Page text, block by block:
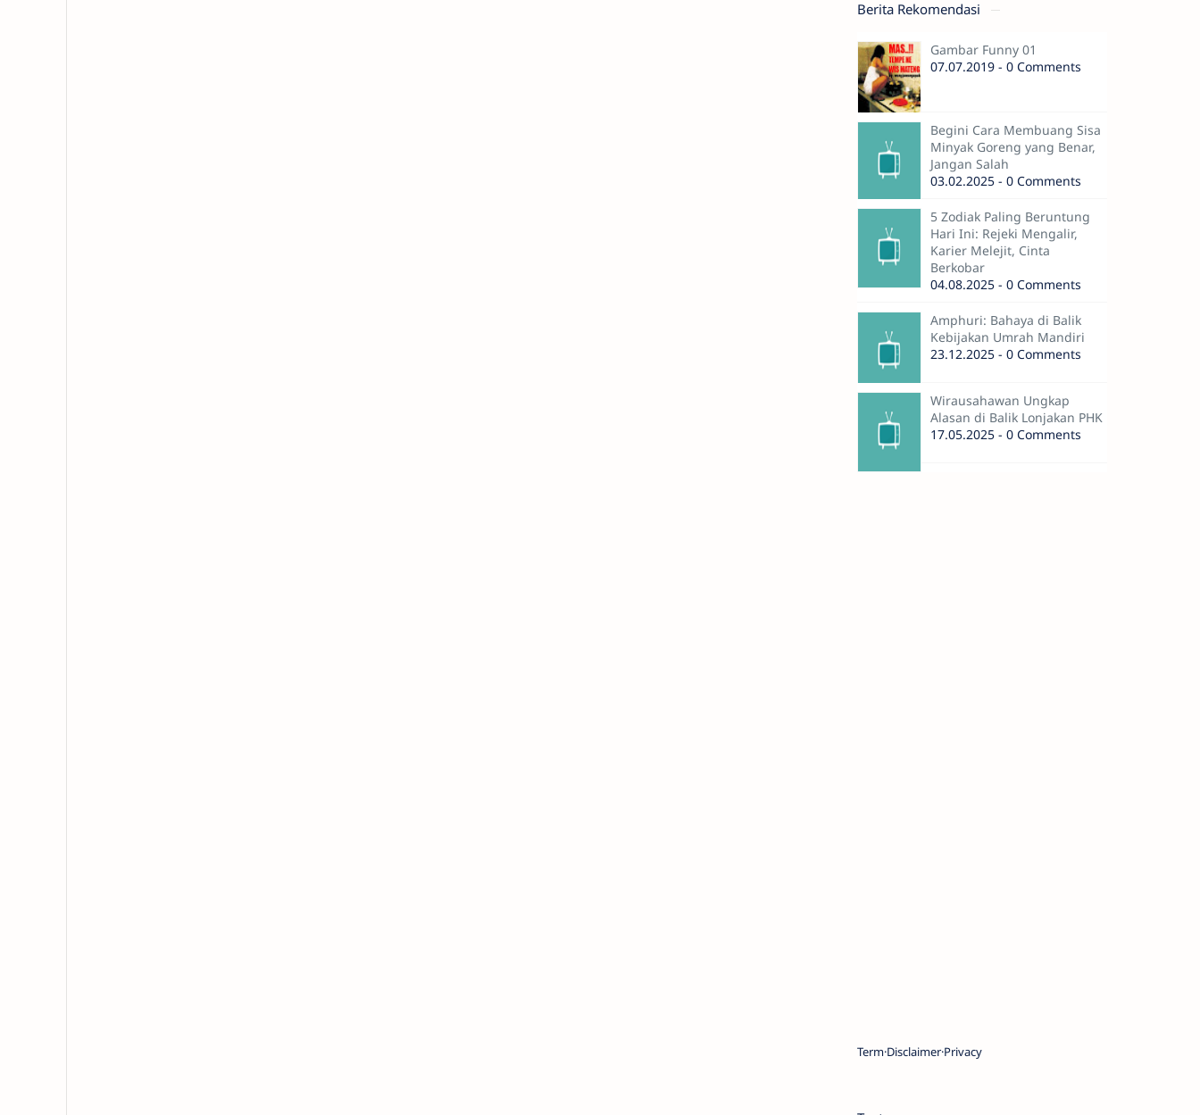
Berita Rekomendasi
Gambar Funny 01
07.07.2019 - 0 Comments
Begini Cara Membuang Sisa
Minyak Goreng yang Benar,
Jangan Salah
03.02.2025 - 0 Comments
5 Zodiak Paling Beruntung
Hari Ini: Rejeki Mengalir,
Karier Melejit, Cinta
Berkobar
04.08.2025 - 0 Comments
Amphuri: Bahaya di Balik
Kebijakan Umrah Mandiri
23.12.2025 - 0 Comments
Wirausahawan Ungkap
Alasan di Balik Lonjakan PHK
17.05.2025 - 0 Comments
TermDisclaimerPrivacy